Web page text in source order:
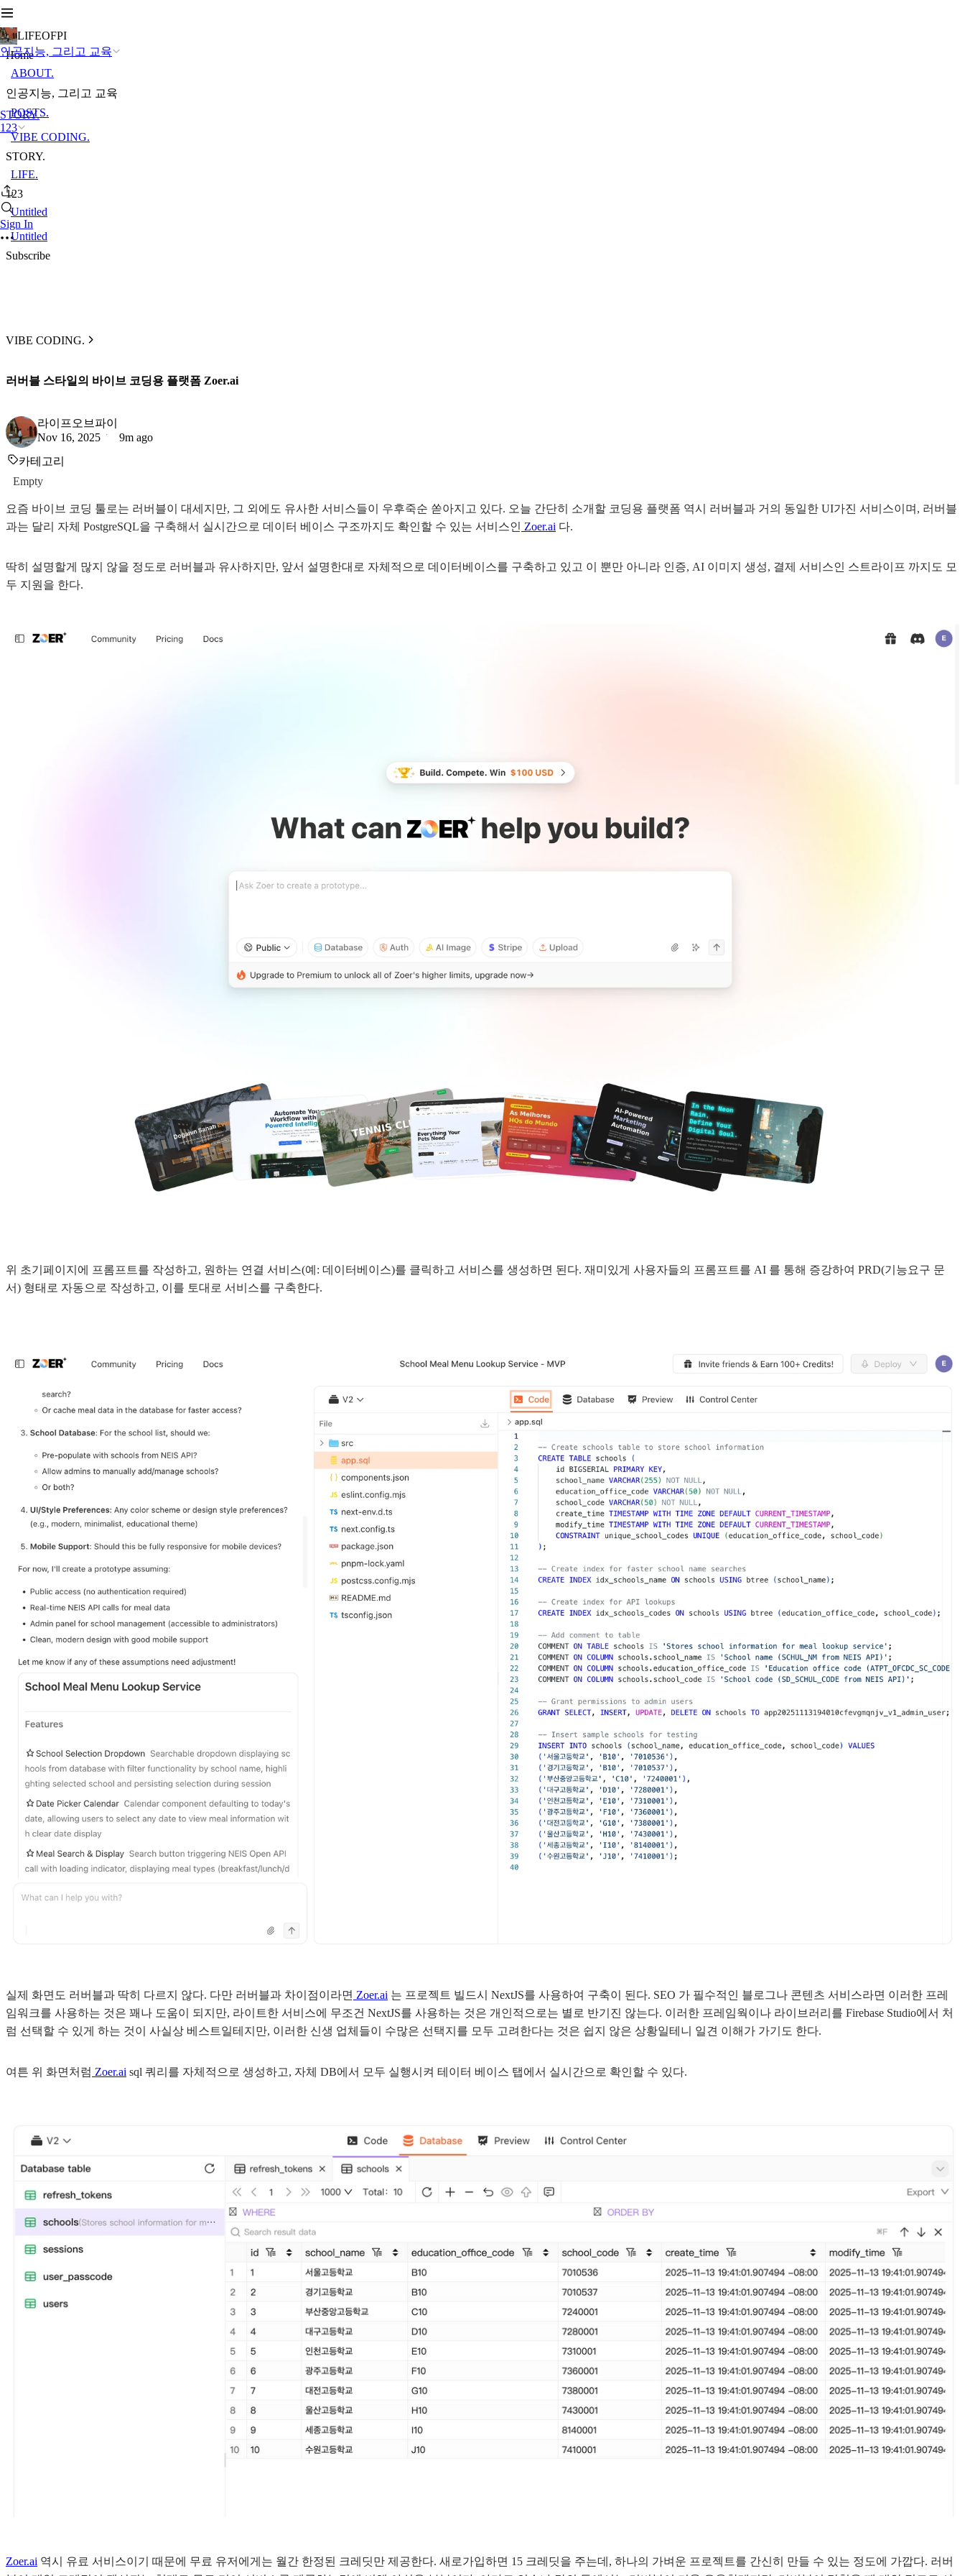
LIFEOFPI
인공지능, 그리고 교육
STORY.
123
Sign In
Home
ABOUT.
인공지능, 그리고 교육
POSTS.
VIBE CODING.
STORY.
LIFE.
123
Untitled
Untitled
Subscribe
VIBE CODING.
러버블 스타일의 바이브 코딩용 플랫폼 Zoer.ai
라이프오브파이
Nov 16, 2025
9m ago
카테고리
Empty
요즘 바이브 코딩 툴로는 러버블이 대세지만, 그 외에도 유사한 서비스들이 우후죽순 쏟아지고 있다. 오늘 간단히 소개할 코딩용 플랫폼 역시 러버블과 거의 동일한 UI가진 서비스이며, 러버블
과는 달리 자체 PostgreSQL을 구축해서 실시간으로 데이터 베이스 구조까지도 확인할 수 있는 서비스인 Zoer.ai 다.
딱히 설명할게 많지 않을 정도로 러버블과 유사하지만, 앞서 설명한대로 자체적으로 데이터베이스를 구축하고 있고 이 뿐만 아니라 인증, AI 이미지 생성, 결제 서비스인 스트라이프 까지도 모
두 지원을 한다.
위 초기페이지에 프롬프트를 작성하고, 원하는 연결 서비스(예: 데이터베이스)를 클릭하고 서비스를 생성하면 된다. 재미있게 사용자들의 프롬프트를 AI 를 통해 증강하여 PRD(기능요구 문
서) 형태로 자동으로 작성하고, 이를 토대로 서비스를 구축한다.
실제 화면도 러버블과 딱히 다르지 않다. 다만 러버블과 차이점이라면 Zoer.ai 는 프로젝트 빌드시 NextJS를 사용하여 구축이 된다. SEO 가 필수적인 블로그나 콘텐츠 서비스라면 이러한 프레
임워크를 사용하는 것은 꽤나 도움이 되지만, 라이트한 서비스에 무조건 NextJS를 사용하는 것은 개인적으로는 별로 반기진 않는다. 이러한 프레임웍이나 라이브러리를 Firebase Studio에서 처
럼 선택할 수 있게 하는 것이 사실상 베스트일테지만, 이러한 신생 업체들이 수많은 선택지를 모두 고려한다는 것은 쉽지 않은 상황일테니 일견 이해가 가기도 한다.
여튼 위 화면처럼 Zoer.ai sql 쿼리를 자체적으로 생성하고, 자체 DB에서 모두 실행시켜 테이터 베이스 탭에서 실시간으로 확인할 수 있다.
Zoer.ai 역시 유료 서비스이기 때문에 무료 유저에게는 월간 한정된 크레딧만 제공한다. 새로가입하면 15 크레딧을 주는데, 하나의 가벼운 프로젝트를 간신히 만들 수 있는 정도에 가깝다. 러버